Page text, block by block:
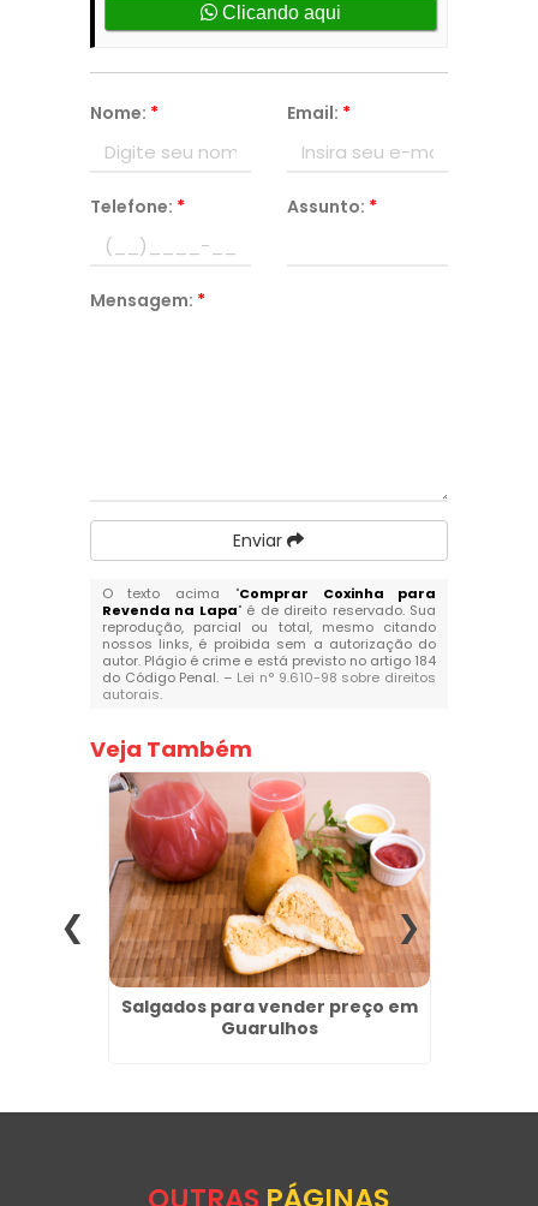
Clicando aqui
Nome: * Email: *
Telefone: * Assunto: *
Mensagem: *
Enviar
O texto acima "Comprar Coxinha para
Revenda na Lapa" é de direito reservado. Sua
reprodução, parcial ou total, mesmo citando
nossos links, é proibida sem a autorização do
autor. Plágio é crime e está previsto no artigo 184
do Código Penal. – Lei n° 9.610-98 sobre direitos
autorais.
Veja Também
Salgados para vender preço em
Guarulhos
OUTRAS PÁGINAS